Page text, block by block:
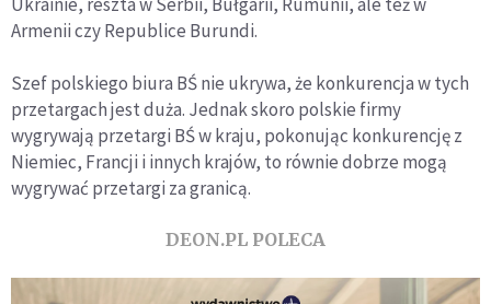
Armenii czy Republice Burundi.
Szef polskiego biura BŚ nie ukrywa, że konkurencja w tych
przetargach jest duża. Jednak skoro polskie firmy
wygrywają przetargi BŚ w kraju, pokonując konkurencję z
Niemiec, Francji i innych krajów, to równie dobrze mogą
wygrywać przetargi za granicą.
DEON.PL POLECA